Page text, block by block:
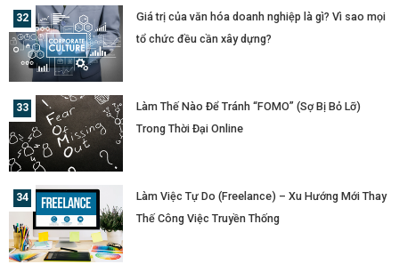
Giá trị của văn hóa doanh nghiệp là gì? Vì sao mọi
tổ chức đều cần xây dựng?
Làm Thế Nào Để Tránh “FOMO” (Sợ Bị Bỏ Lỡ)
Trong Thời Đại Online
Làm Việc Tự Do (Freelance) – Xu Hướng Mới Thay
Thế Công Việc Truyền Thống